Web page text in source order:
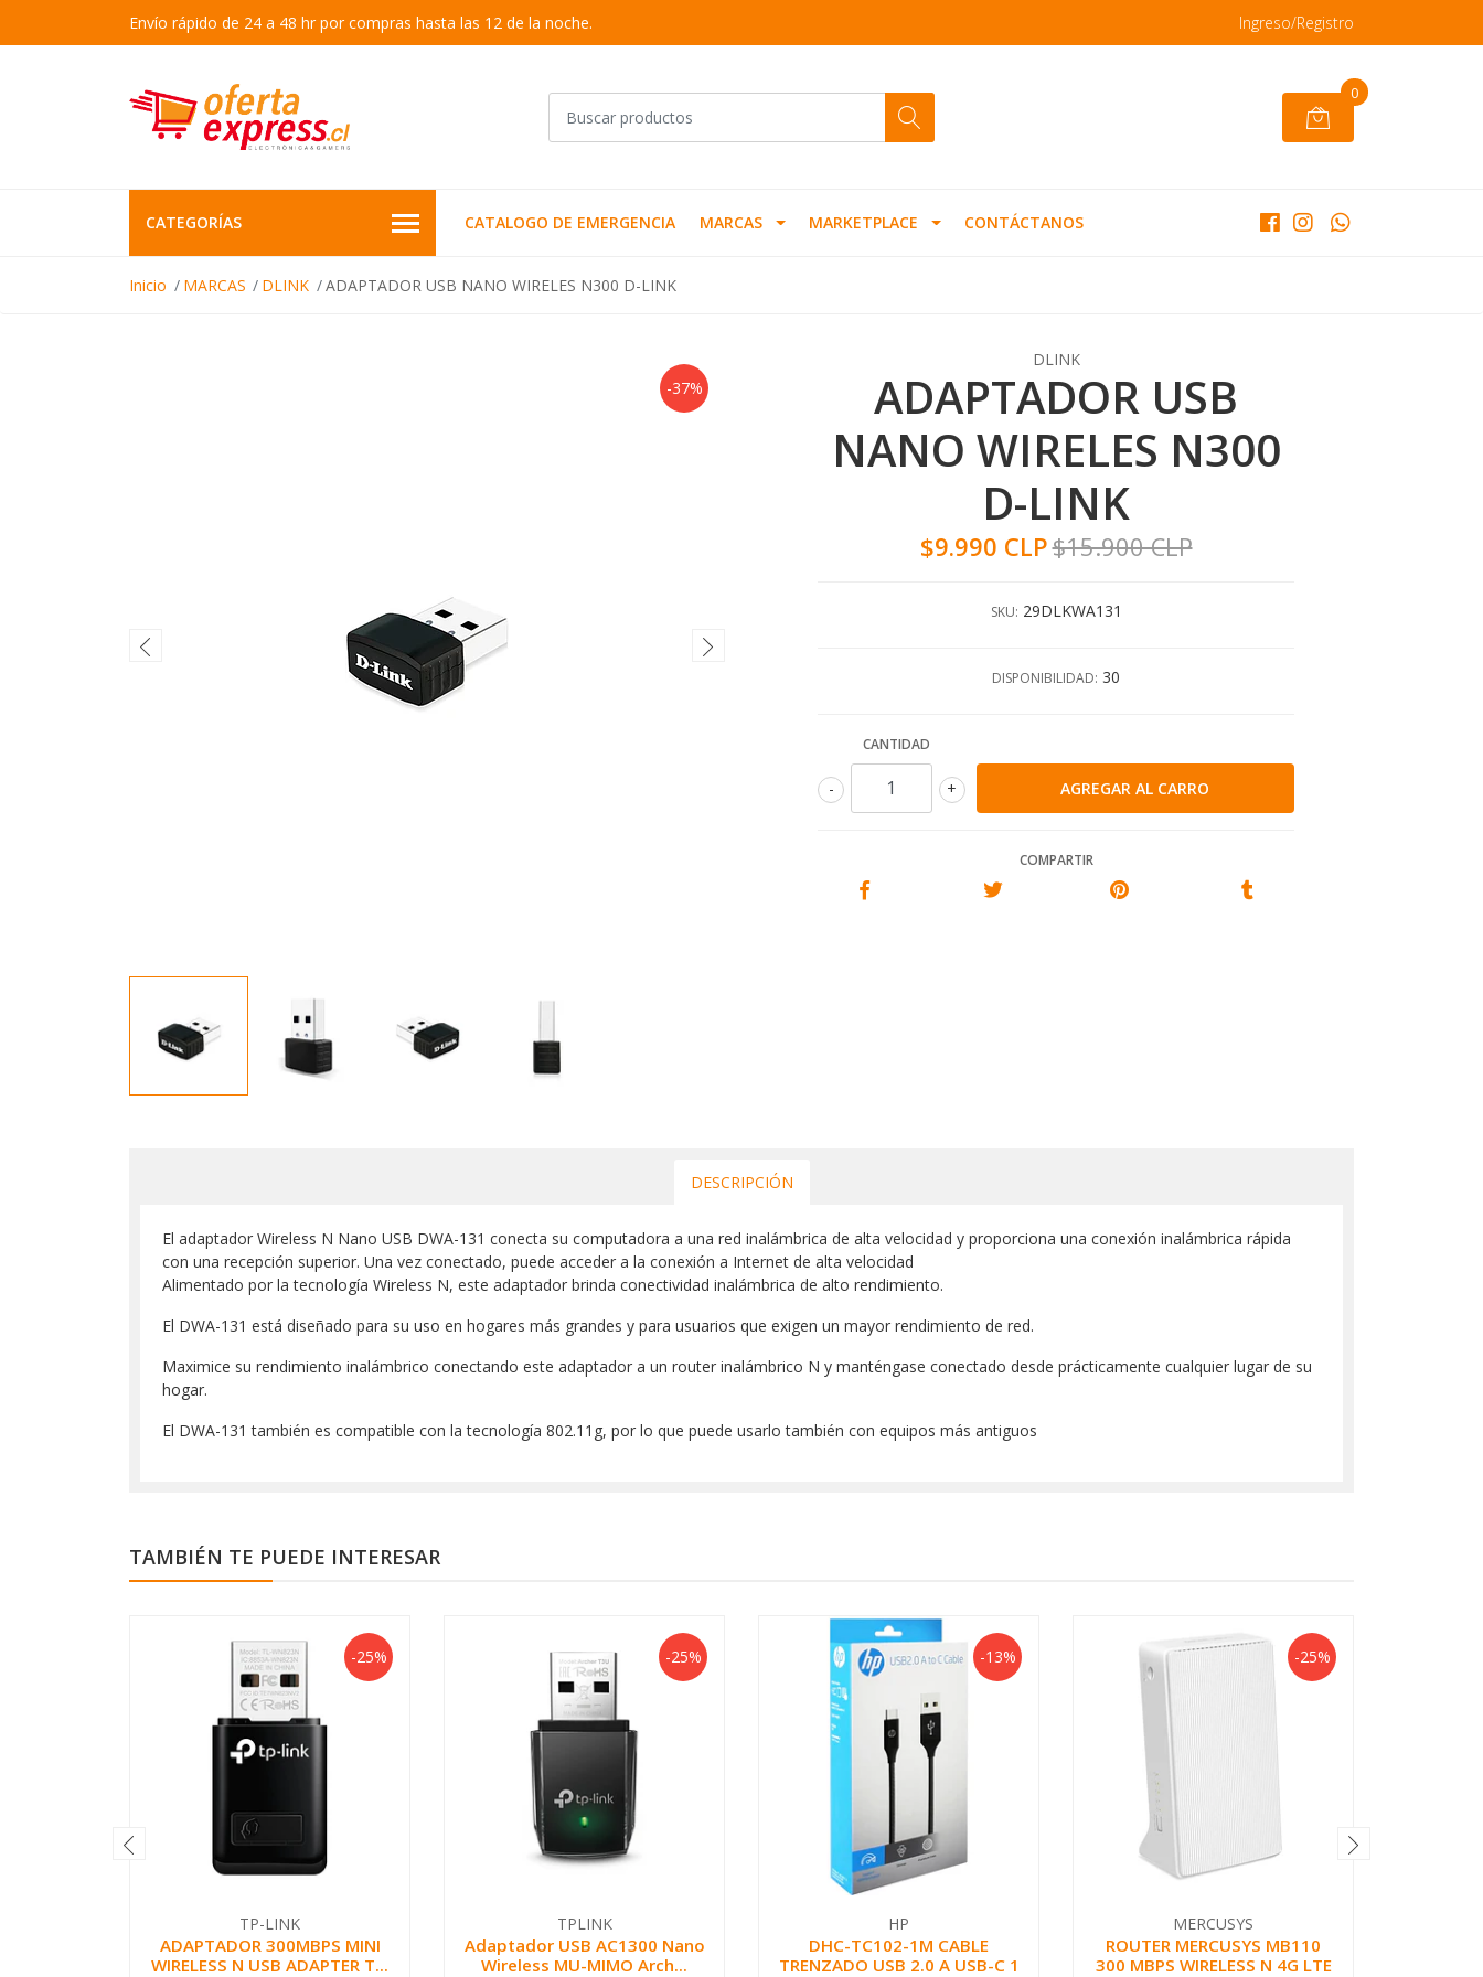
Envío rápido de 24 a 48 hr por compras hasta las 12 de la noche. Ingreso/Registro
0
CATEGORÍAS CATALOGO DE EMERGENCIA MARCAS MARKETPLACE CONTÁCTANOS
Inicio MARCAS DLINK ADAPTADOR USB NANO WIRELES N300 D-LINK
-37%
DLINK
ADAPTADOR USB
NANO WIRELES N300
D-LINK
$9.990 CLP$15.900 CLP
SKU: 29DLKWA131
DISPONIBILIDAD: 30
CANTIDAD
+
-
COMPARTIR
DESCRIPCIÓN
El adaptador Wireless N Nano USB DWA-131 conecta su computadora a una red inalámbrica de alta velocidad y proporciona una conexión inalámbrica rápida
con una recepción superior. Una vez conectado, puede acceder a la conexión a Internet de alta velocidad
Alimentado por la tecnología Wireless N, este adaptador brinda conectividad inalámbrica de alto rendimiento.
El DWA-131 está diseñado para su uso en hogares más grandes y para usuarios que exigen un mayor rendimiento de red.
Maximice su rendimiento inalámbrico conectando este adaptador a un router inalámbrico N y manténgase conectado desde prácticamente cualquier lugar de su
hogar.
El DWA-131 también es compatible con la tecnología 802.11g, por lo que puede usarlo también con equipos más antiguos
TAMBIÉN TE PUEDE INTERESAR
-25%
TP-LINK
ADAPTADOR 300MBPS MINI
WIRELESS N USB ADAPTER T...
-25%
TPLINK
Adaptador USB AC1300 Nano
Wireless MU-MIMO Arch...
-13%
HP
DHC-TC102-1M CABLE
TRENZADO USB 2.0 A USB-C 1
-25%
MERCUSYS
ROUTER MERCUSYS MB110
300 MBPS WIRELESS N 4G LTE